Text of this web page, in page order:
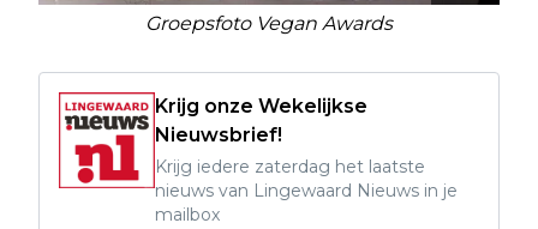
Groepsfoto Vegan Awards
Krijg onze Wekelijkse
Nieuwsbrief!
Krijg iedere zaterdag het laatste
nieuws van Lingewaard Nieuws in je
mailbox